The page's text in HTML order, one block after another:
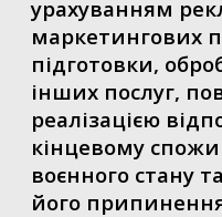
урахуванням
маркетингових
підготовки,
інших послуг,
реалізацією
кінцевому
воєнного стану
його